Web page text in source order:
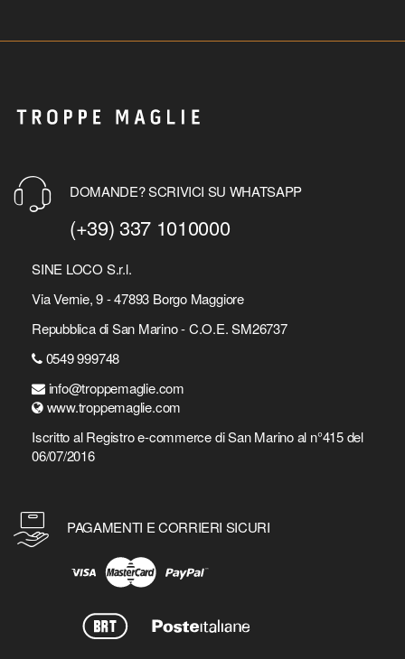
DOMANDE? SCRIVICI SU WHATSAPP
(+39) 337 1010000
SINE LOCO S.r.l.
Via Vernie, 9 - 47893 Borgo Maggiore
Repubblica di San Marino - C.O.E. SM26737
0549 999748
info@troppemaglie.com
www.troppemaglie.com
Iscritto al Registro e-commerce di San Marino al n°415 del
06/07/2016
PAGAMENTI E CORRIERI SICURI